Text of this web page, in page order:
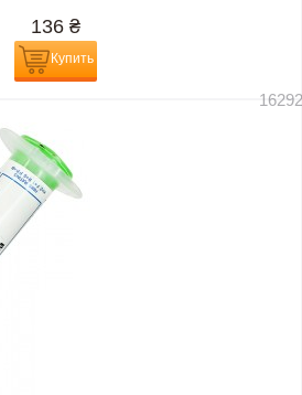
136 ₴
Купить